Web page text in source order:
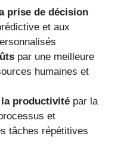
prise de décision
et aux
par une meilleure
humaines et
productivité par la
et
tâches répétitives